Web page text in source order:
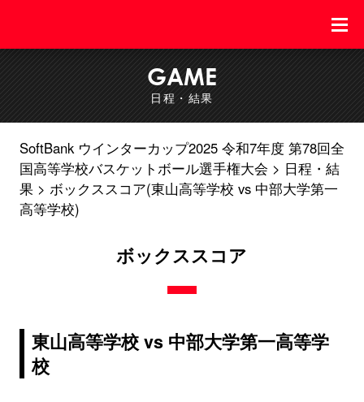
GAME
日程・結果
SoftBank ウインターカップ2025 令和7年度 第78回全
国高等学校バスケットボール選手権大会
日程・結
果
ボックススコア(東山高等学校 vs 中部大学第一
高等学校)
ボックススコア
東山高等学校 vs 中部大学第一高等学
校